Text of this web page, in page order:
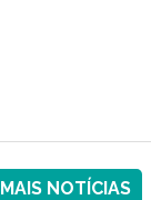
MAIS NOTÍCIAS